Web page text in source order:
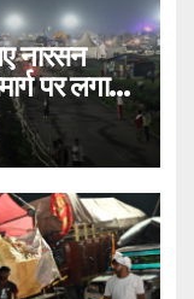
नारसन
पर लगाई